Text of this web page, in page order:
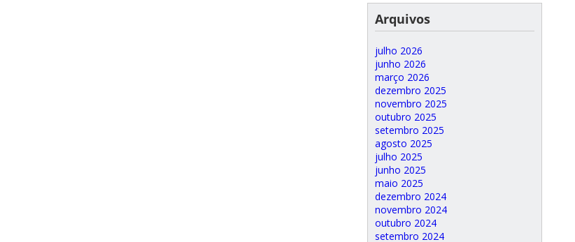
Arquivos
julho 2026
junho 2026
março 2026
dezembro 2025
novembro 2025
outubro 2025
setembro 2025
agosto 2025
julho 2025
junho 2025
maio 2025
dezembro 2024
novembro 2024
outubro 2024
setembro 2024